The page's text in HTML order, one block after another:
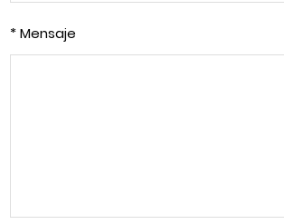
* Mensaje